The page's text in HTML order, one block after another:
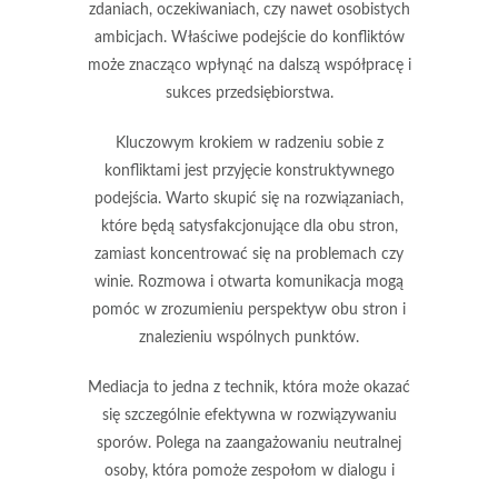
zdaniach, oczekiwaniach, czy nawet osobistych
ambicjach. Właściwe podejście do konfliktów
może znacząco wpłynąć na dalszą współpracę i
sukces przedsiębiorstwa.
Kluczowym krokiem w radzeniu sobie z
konfliktami jest przyjęcie konstruktywnego
podejścia. Warto skupić się na rozwiązaniach,
które będą satysfakcjonujące dla obu stron,
zamiast koncentrować się na problemach czy
winie. Rozmowa i otwarta komunikacja mogą
pomóc w zrozumieniu perspektyw obu stron i
znalezieniu wspólnych punktów.
Mediacja to jedna z technik, która może okazać
się szczególnie efektywna w rozwiązywaniu
sporów. Polega na zaangażowaniu neutralnej
osoby, która pomoże zespołom w dialogu i